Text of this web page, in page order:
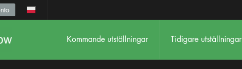
Kommande utställningar Tidigare utställningar